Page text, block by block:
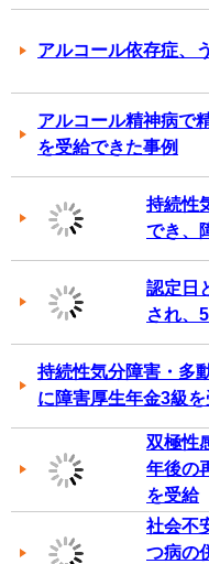
アルコール依存症、
アルコール精神病で
を受給できた事例
持続性
でき、
認定日
され、
持続性気分障害・多
に障害厚生年金3級
双極性
年後の
を受給
社会不
つ病の